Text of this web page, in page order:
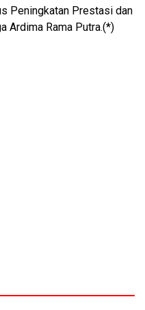
Peningkatan Prestasi dan
Ardima Rama Putra.(*)